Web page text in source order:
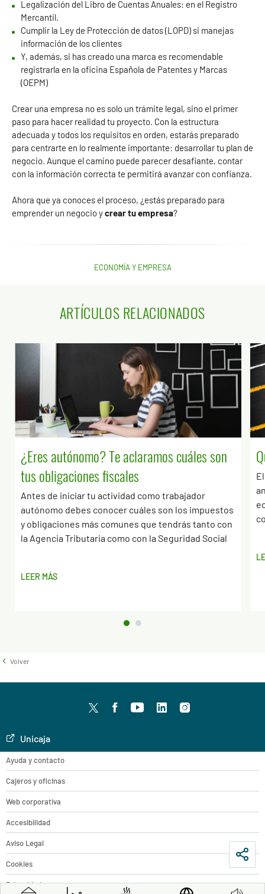
Legalización del Libro de Cuentas Anuales: en el Registro
Mercantil.
Cumplir la Ley de Protección de datos (LOPD) si manejas
información de los clientes
Y, además, si has creado una marca es recomendable
registrarla en la oficina Española de Patentes y Marcas
(OEPM)
Crear una empresa no es solo un trámite legal, sino el primer
paso para hacer realidad tu proyecto. Con la estructura
adecuada y todos los requisitos en orden, estarás preparado
para centrarte en lo realmente importante: desarrollar tu plan de
negocio. Aunque el camino puede parecer desafiante, contar
con la información correcta te permitirá avanzar con confianza.
Ahora que ya conoces el proceso, ¿estás preparado para
emprender un negocio ycrear tu empresa?
ECONOMÍA Y EMPRESA
ARTÍCULOS RELACIONADOS
¿Eres autónomo? Te aclaramos cuáles son
tus obligaciones fiscales
Antes de iniciar tu actividad como trabajador
autónomo debes conocer cuáles son los impuestos
y obligaciones más comunes que tendrás tanto con
la Agencia Tributaria como con la Seguridad Social
LEER MÁS
Volver
TwitterfacebookyoutubeLinkedInInstagram
Unicaja
Ayuda y contacto
Cajeros y oficinas
Web corporativa
Accesibilidad
Aviso Legal
Cookies
Privacidad